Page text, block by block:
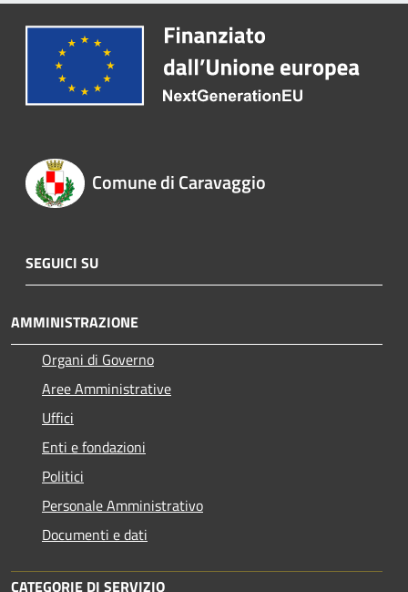
Comune di Caravaggio
SEGUICI SU
AMMINISTRAZIONE
Organi di Governo
Aree Amministrative
Uffici
Enti e fondazioni
Politici
Personale Amministrativo
Documenti e dati
CATEGORIE DI SERVIZIO